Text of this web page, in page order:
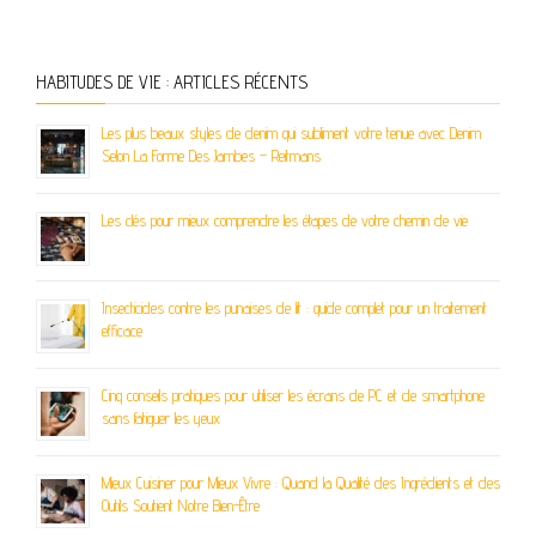
HABITUDES DE VIE : ARTICLES RÉCENTS
Les plus beaux styles de denim qui subliment votre tenue avec Denim
Selon La Forme Des Jambes – Reitmans
Les clés pour mieux comprendre les étapes de votre chemin de vie
Insecticides contre les punaises de lit : guide complet pour un traitement
efficace
Cinq conseils pratiques pour utiliser les écrans de PC et de smartphone
sans fatiguer les yeux
Mieux Cuisiner pour Mieux Vivre : Quand la Qualité des Ingrédients et des
Outils Soutient Notre Bien-Être